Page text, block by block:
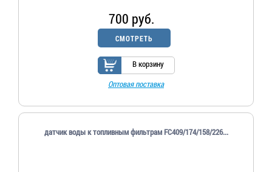
700 руб.
СМОТРЕТЬ
В корзину
Оптовая поставка
датчик воды к топливным фильтрам FC409/174/158/226...